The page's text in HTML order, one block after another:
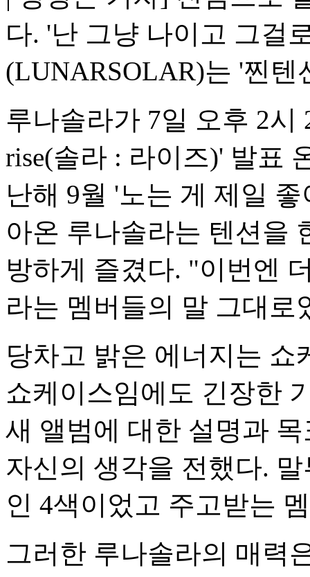
다. '난 그냥 나이고 그걸
(LUNARSOLAR)는 '찐
루나솔라가 7일 오후 2시
rise(솔라 : 라이즈)' 발표
난해 9월 '노는 게 제일
아온 루나솔라는 텐션을
방하게 즐겼다. "이번엔
라는 멤버들의 말 그대로
당차고 밝은 에너지는 쇼
쇼케이스임에도 긴장한
새 앨범에 대한 설명과
자신의 생각을 전했다.
인 4색이었고 주고받는
그러한 루나솔라의 매력